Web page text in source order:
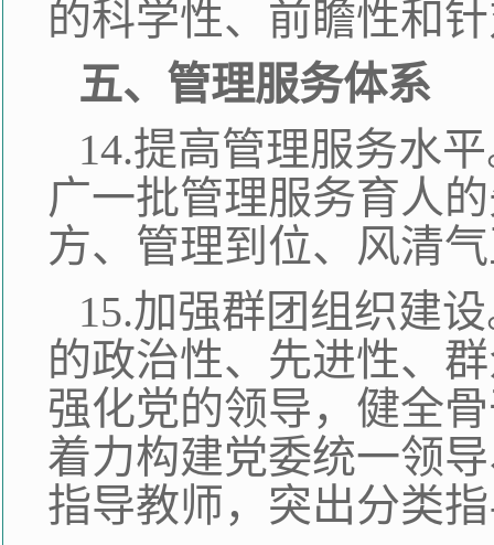
的科学性、前瞻性和
五、管理服务体系
14.提高管理服务水
广一批管理服务育人
方、管理到位、风清
15.加强群团组织建
的政治性、先进性、
强化党的领导，健全
着力构建党委统一领
指导教师，突出分类